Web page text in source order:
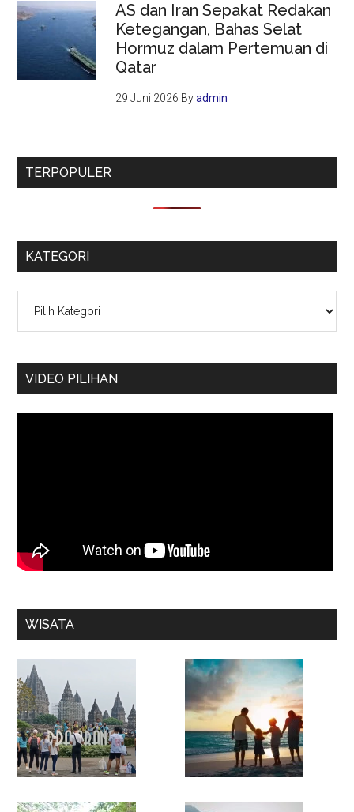
AS dan Iran Sepakat Redakan
Ketegangan, Bahas Selat
Hormuz dalam Pertemuan di
Qatar
29 Juni 2026 Byadmin
TERPOPULER
KATEGORI
VIDEO PILIHAN
WISATA